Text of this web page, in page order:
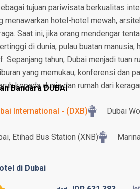
tujuan pariwisata berkualitas
menawarkan hotel-hotel mewah,
Saat ini, jika orang mendengar
di dunia, pulau buatan manusia,
Sepanjang tahun, Dubai menjadi tuan
yang memukau, konferensi dan
kepada dunia dan rumah dari
Bandara DUBAI
International - (DXB) Dubai
Etihad Bus Station (XNB)
di Dubai